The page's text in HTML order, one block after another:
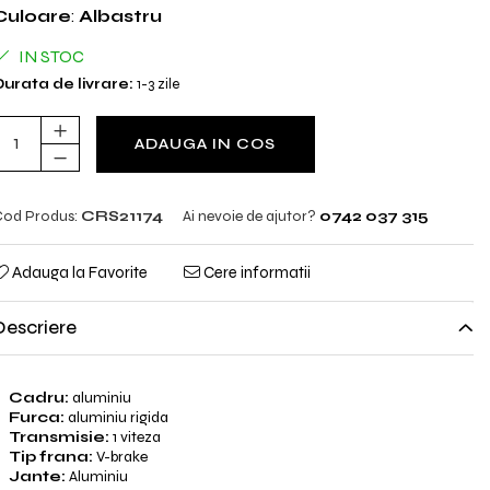
: Albastru
IN STOC
de livrare: 1-3 zile
ADAUGA IN COS
Produs: CRS21174 Ai nevoie de ajutor? 0742 037 315
Adauga la Favorite Cere informatii
Cadru: aluminiu
Furca: aluminiu rigida
Transmisie: 1 viteza
Tip frana: V-brake
Jante: Aluminiu